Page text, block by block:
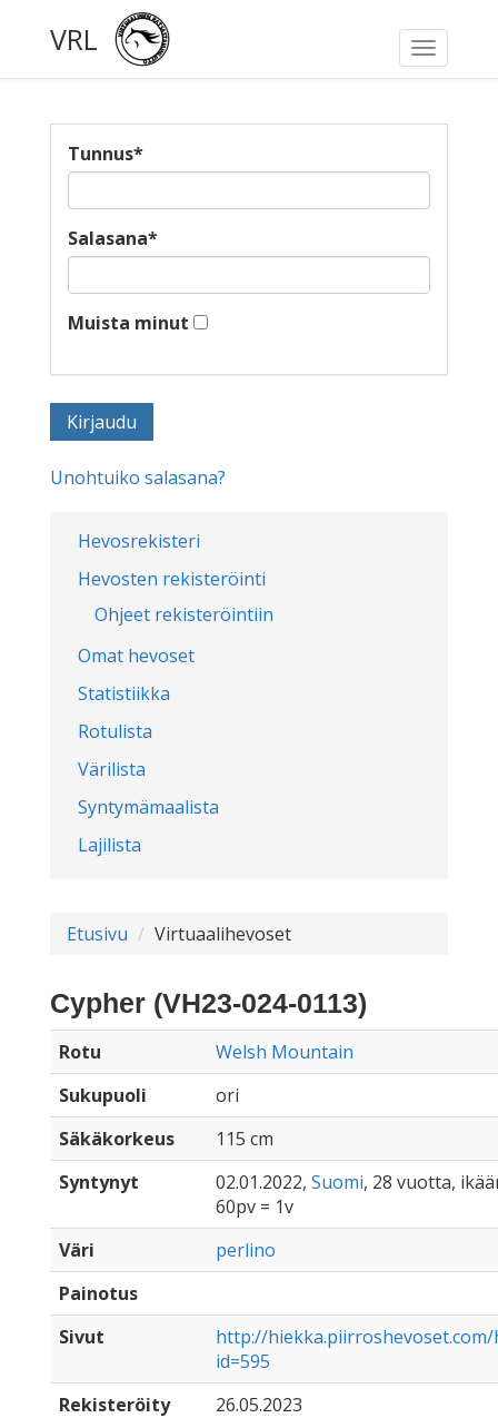
Toggle
VRL
Hevosrekisteri
Hevosten rekisteröinti
Ohjeet rekisteröintiin
Omat hevoset
Statistiikka
Rotulista
Värilista
Syntymämaalista
Lajilista
Tunnus*
Salasana*
Muista minut
Unohtuiko salasana?
Etusivu Virtuaalihevoset
Cypher (VH23-024-0113)
Rotu
Welsh Mountain
Sukupuoli
ori
Säkäkorkeus
115 cm
Syntynyt
02.01.2022, Suomi, 28 vuotta,
60pv = 1v
Väri
perlino
Painotus
Sivut
http://hiekka.piirroshevoset.com/
id=595
Rekisteröity
26.05.2023